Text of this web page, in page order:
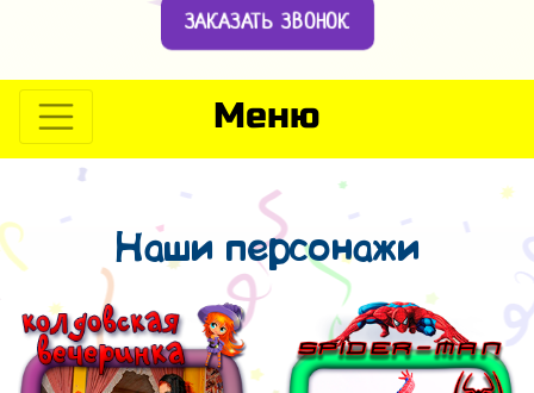
ЗАКАЗАТЬ ЗВОНОК
Меню
Наши персонажи